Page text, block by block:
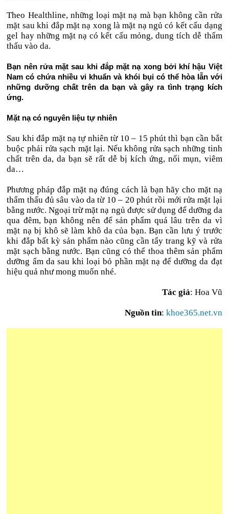
Theo Healthline, những loại mặt nạ mà bạn không cần rửa
mặt sau khi đắp mặt nạ xong là mặt nạ ngủ có kết cấu dạng
gel hay những mặt nạ có kết cấu mỏng, dung tích dễ thẩm
thấu vào da.
Bạn nên rửa mặt sau khi đắp mặt nạ xong bởi khí hậu Việt
Nam có chứa nhiều vi khuẩn và khói bụi có thể hòa lẫn với
những dưỡng chất trên da bạn và gây ra tình trạng kích
ứng.
Mặt nạ có nguyên liệu tự nhiên
Sau khi đắp mặt nạ tự nhiên từ 10 – 15 phút thì bạn cần bắt
buộc phải rửa sạch mặt lại. Nếu không rửa sạch những tinh
chất trên da, da bạn sẽ rất dễ bị kích ứng, nổi mụn, viêm
da…
Phương pháp đắp mặt nạ đúng cách là bạn hãy cho mặt nạ
thẩm thấu đủ sâu vào da từ 10 – 20 phút rồi mới rửa mặt lại
bằng nước. Ngoại trừ mặt nạ ngủ được sử dụng để dưỡng da
qua đêm, bạn không nên để sản phẩm quá lâu trên da vì
mặt nạ bị khô sẽ làm khô da của bạn. Bạn cần lưu ý trước
khi đắp bất kỳ sản phẩm nào cũng cần tẩy trang kỹ và rửa
mặt sạch bằng nước. Bạn cũng có thể thoa thêm sản phẩm
dưỡng ẩm da sau khi loại bỏ phần mặt nạ để dưỡng da đạt
hiệu quả như mong muốn nhé.
Tác giả: Hoa Vũ
Nguồn tin: khoe365.net.vn